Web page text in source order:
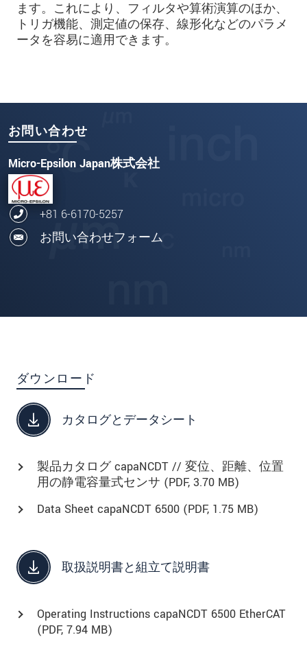
ます。これにより、フィルタや算術演算のほか、
トリガ機能、測定値の保存、線形化などのパラメ
ータを容易に適用できます。
お問い合わせ
Micro-Epsilon Japan株式会社
+81 6-6170-5257
お問い合わせフォーム
ダウンロード
カタログとデータシート
製品カタログ capaNCDT // 変位、距離、位置
用の静電容量式センサ (PDF, 3.70 MB)
Data Sheet capaNCDT 6500 (PDF, 1.75 MB)
取扱説明書と組立て説明書
Operating Instructions capaNCDT 6500 EtherCAT
(PDF, 7.94 MB)